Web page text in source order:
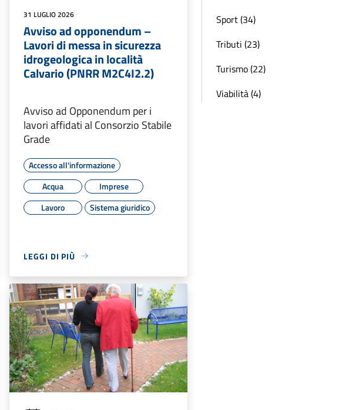
31 LUGLIO 2026
Avviso ad opponendum –
Lavori di messa in sicurezza
idrogeologica in località
Calvario (PNRR M2C4I2.2)
Avviso ad Opponendum per i
lavori affidati al Consorzio Stabile
Grade
Accesso all'informazione
Acqua
Imprese
Lavoro
Sistema giuridico
LEGGI DI PIÙ
Sport (34)
Tributi (23)
Turismo (22)
Viabilità (4)